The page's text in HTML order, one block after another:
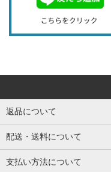
返品について
配送・送料について
支払い方法について